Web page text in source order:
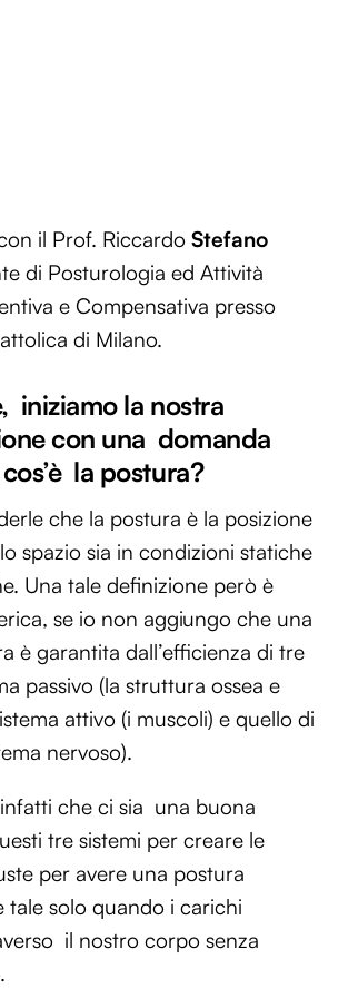
il Prof. Riccardo Stefano
di Posturologia ed Attività
e Compensativa presso
di Milano.
iniziamo la nostra
con una domanda
la postura?
che la postura è la posizione
spazio sia in condizioni statiche
Una tale definizione però è
se io non aggiungo che una
è garantita dall’efficienza di tre
passivo (la struttura ossea e
attivo (i muscoli) e quello di
nervoso).
che ci sia una buona
tre sistemi per creare le
per avere una postura
tale solo quando i carichi
il nostro corpo senza